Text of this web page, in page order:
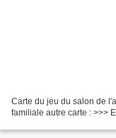
Carte du jeu du salon de
familiale autre carte : >>>